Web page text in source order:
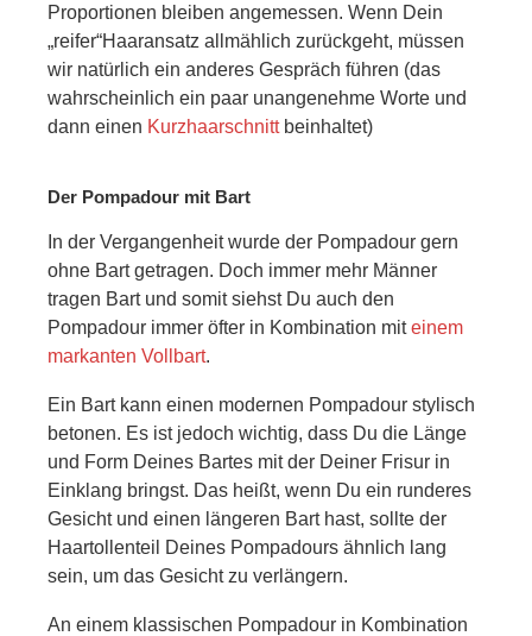
Proportionen bleiben angemessen. Wenn Dein
„reifer“Haaransatz allmählich zurückgeht, müssen
wir natürlich ein anderes Gespräch führen (das
wahrscheinlich ein paar unangenehme Worte und
dann einen Kurzhaarschnittbeinhaltet)
Der Pompadour mit Bart
In der Vergangenheit wurde der Pompadour gern
ohne Bart getragen. Doch immer mehr Männer
tragen Bart und somit siehst Du auch den
Pompadour immer öfter in Kombination miteinem
markanten Vollbart.
Ein Bart kann einen modernen Pompadour stylisch
betonen. Es ist jedoch wichtig, dass Du die Länge
und Form Deines Bartes mit der Deiner Frisur in
Einklang bringst. Das heißt, wenn Du ein runderes
Gesicht und einen längeren Bart hast, sollte der
Haartollenteil Deines Pompadours ähnlich lang
sein, um das Gesicht zu verlängern.
An einem klassischen Pompadour in Kombination